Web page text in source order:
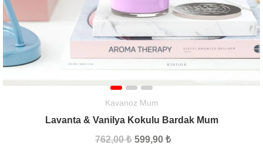
Kavanoz Mum
Lavanta & Vanilya Kokulu Bardak Mum
762,00 ₺ 599,90 ₺